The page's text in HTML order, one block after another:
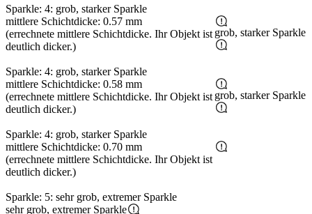
Sparkle: 4: grob, starker Sparkle
mittlere Schichtdicke: 0.57 mm
(errechnete mittlere Schichtdicke. Ihr Objekt ist
deutlich dicker.)
Sparkle: 4: grob, starker Sparkle
grob, starker Sparkle
mittlere Schichtdicke: 0.58 mm
(errechnete mittlere Schichtdicke. Ihr Objekt ist
deutlich dicker.)
Sparkle: 4: grob, starker Sparkle
grob, starker Sparkle
mittlere Schichtdicke: 0.70 mm
(errechnete mittlere Schichtdicke. Ihr Objekt ist
deutlich dicker.)
Sparkle: 5: sehr grob, extremer Sparkle
sehr grob, extremer Sparkle